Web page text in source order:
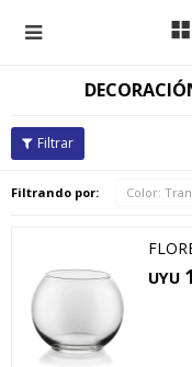

Filtrando por: Color:
UYU